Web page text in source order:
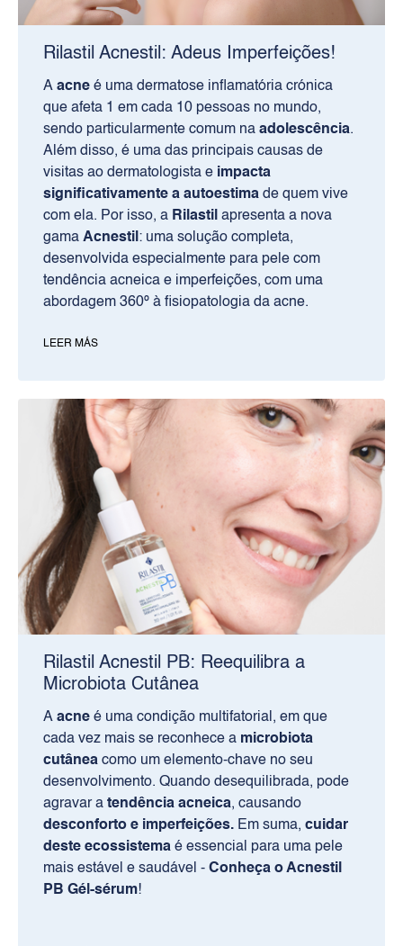
Rilastil Acnestil: Adeus Imperfeições!
A acne é uma dermatose inflamatória crónica
que afeta 1 em cada 10 pessoas no mundo,
sendo particularmente comum na adolescência.
Além disso, é uma das principais causas de
visitas ao dermatologista e impacta
significativamente a autoestima de quem vive
com ela. Por isso, a Rilastil apresenta a nova
gama Acnestil : uma solução completa,
desenvolvida especialmente para pele com
tendência acneica e imperfeições, com uma
abordagem 360º à fisiopatologia da acne.​
LEER MÁS
Rilastil Acnestil PB: Reequilibra a
Microbiota Cutânea
A acne é uma condição multifatorial, em que
cada vez mais se reconhece a microbiota
cutânea como um elemento-chave no seu
desenvolvimento. Quando desequilibrada, pode
agravar a tendência acneica, causando
desconforto e imperfeições. Em suma, cuidar
deste ecossistema é essencial para uma pele
mais estável e saudável - Conheça o Acnestil
PB Gél-sérum!
PRODUTOS